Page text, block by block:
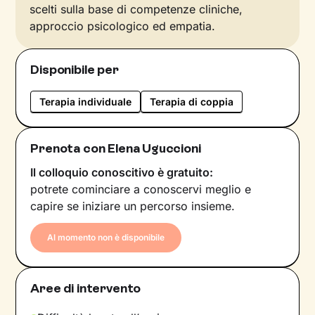
scelti sulla base di competenze cliniche,
approccio psicologico ed empatia.
Disponibile per
Terapia individuale Terapia di coppia
Prenota con Elena Uguccioni
Il colloquio conoscitivo è gratuito:
potrete cominciare a conoscervi meglio e
capire se iniziare un percorso insieme.
Al momento non è disponibile
Aree di intervento